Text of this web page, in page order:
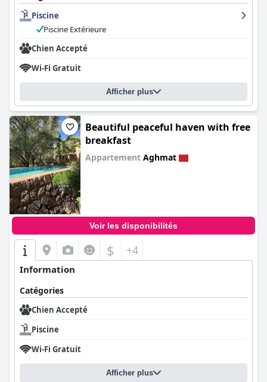
Piscine
Piscine Extérieure
Chien Accepté
Wi-Fi Gratuit
Afficher plus
Beautiful peaceful haven with free
breakfast
Appartement Aghmat
Voir les disponibilités
$ +4
Information
Catégories
Chien Accepté
Piscine
Wi-Fi Gratuit
Afficher plus